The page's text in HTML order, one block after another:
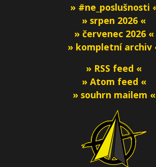
» #ne_poslušnosti
» srpen 2026 «
» červenec 2026 «
» kompletní archiv
» RSS feed «
» Atom feed «
» souhrn mailem «